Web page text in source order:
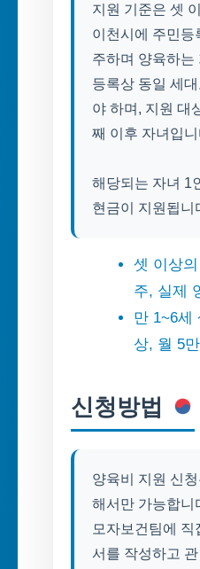
지원 기준은 셋
이천시에 주민등
주하며 양육하는
등록상 동일 세
야 하며, 지원 대
째 이후 자녀입니
해당되는 자녀 1
현금이 지원됩니
셋 이상
주, 실제
만 1~6세
상, 월 5
신청방법
양육비 지원 신
해서만 가능합니
모자보건팀에 직
서를 작성하고